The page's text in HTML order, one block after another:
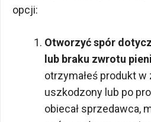
opcji:
Otworzyć spór
lub braku zwrotu
otrzymałeś produkt w
uszkodzony lub po
obiecał sprzedawca,